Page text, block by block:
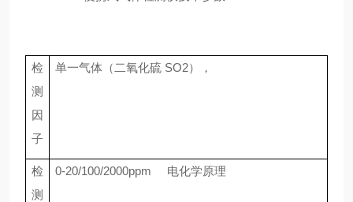
检
测
因
子
单一气体（ 二氧化硫 SO2），
检
测
0-20/100/2000ppm 电化学原理